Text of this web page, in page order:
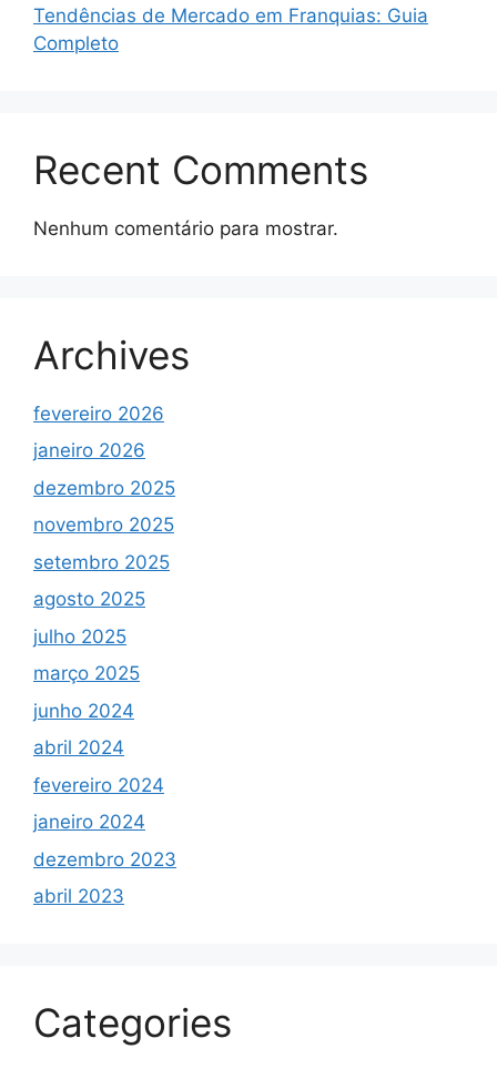
Tendências de Mercado em Franquias: Guia
Completo
Recent Comments
Nenhum comentário para mostrar.
Archives
fevereiro 2026
janeiro 2026
dezembro 2025
novembro 2025
setembro 2025
agosto 2025
julho 2025
março 2025
junho 2024
abril 2024
fevereiro 2024
janeiro 2024
dezembro 2023
abril 2023
Categories